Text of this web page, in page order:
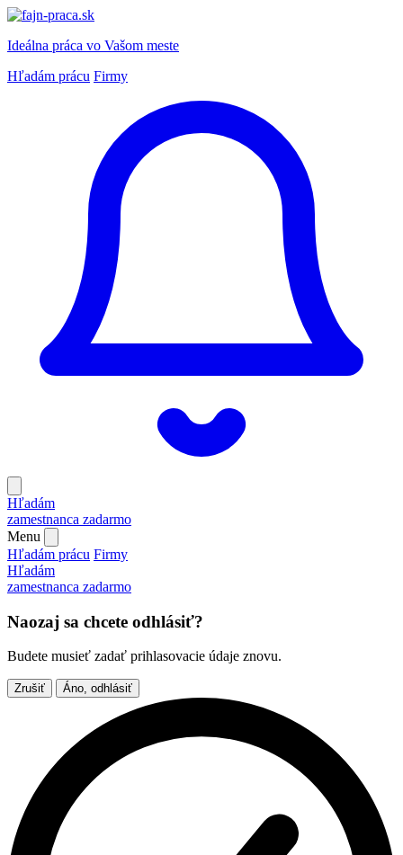
Ideálna práca vo Vašom meste
Hľadám prácu Firmy
Hľadám
zamestnanca zadarmo
Menu
Hľadám prácu Firmy
Hľadám
zamestnanca zadarmo
Naozaj sa chcete odhlásiť?
Budete musieť zadať prihlasovacie údaje znovu.
Zrušiť Áno, odhlásiť